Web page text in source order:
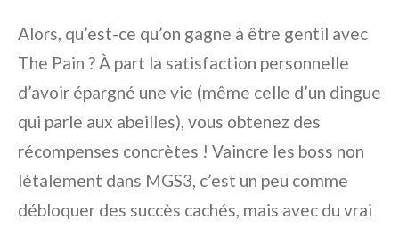
Alors, qu’est-ce qu’on gagne à être gentil avec
The Pain ? À part la satisfaction personnelle
d’avoir épargné une vie (même celle d’un dingue
qui parle aux abeilles), vous obtenez des
récompenses concrètes ! Vaincre les boss non
létalement dans MGS3, c’est un peu comme
débloquer des succès cachés, mais avec du vrai